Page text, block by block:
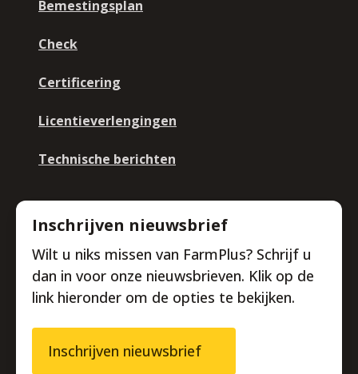
Bemestingsplan
Check
Certificering
Licentieverlengingen
Technische berichten
Inschrijven nieuwsbrief
Wilt u niks missen van FarmPlus? Schrijf u
dan in voor onze nieuwsbrieven. Klik op de
link hieronder om de opties te bekijken.
Inschrijven nieuwsbrief